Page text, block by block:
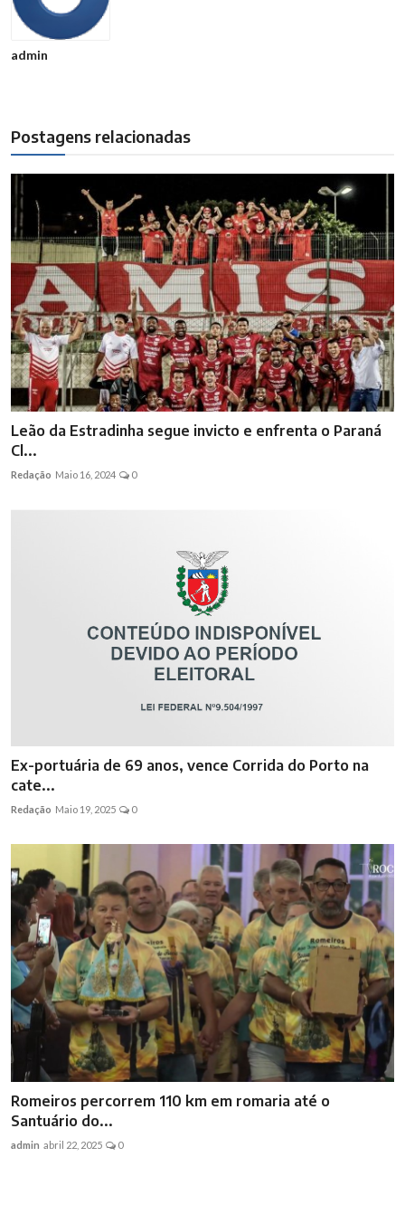
admin
Postagens relacionadas
Leão da Estradinha segue invicto e enfrenta o Paraná
Cl...
Redação Maio 16, 2024 0
Ex-portuária de 69 anos, vence Corrida do Porto na
cate...
Redação Maio 19, 2025 0
Romeiros percorrem 110 km em romaria até o
Santuário do...
admin abril 22, 2025 0